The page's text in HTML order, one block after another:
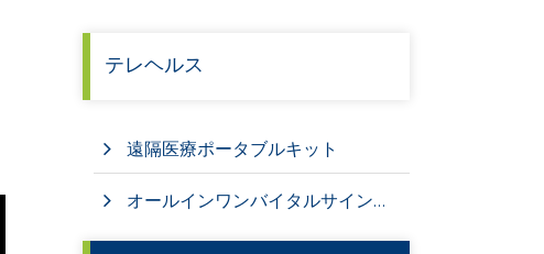
テレヘルス
遠隔医療ポータブルキット
オールインワンバイタルサインモニター